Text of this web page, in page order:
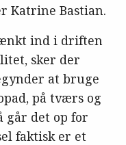
Katrine Bastian.
ind i driften
sker der
at bruge
på tværs og
går det op for
faktisk er et